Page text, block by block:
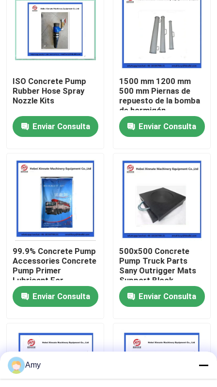
Inicio
Productos
Videos
Sobre nosotros
Visita a la fábrica
Control de Calidad
Contacto
Piezas de la bomba concreta de Putzmeister
Piezas de la bomba concreta de Schwing
ISO Concrete Pump
Rubber Hose Spray
Nozzle Kits
Enviar Consulta
1500 mm 1200 mm
500 mm Piernas de
repuesto de la bomba
de hormigón
Resistencia al
desgaste Reducción
ordinaria
Enviar Consulta
99.9% Concrete Pump
Accessories Concrete
Pump Primer
Lubricant For
Concrete Pumping
Pipe Enviar Consulta
500x500 Concrete
Pump Truck Parts
Sany Outrigger Mats
Support Block
Enviar Consulta
Amy